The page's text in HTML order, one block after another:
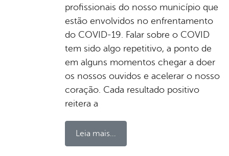
profissionais do nosso município que
estão envolvidos no enfrentamento
do COVID-19. Falar sobre o COVID
tem sido algo repetitivo, a ponto de
em alguns momentos chegar a doer
os nossos ouvidos e acelerar o nosso
coração. Cada resultado positivo
reitera a
Leia mais...